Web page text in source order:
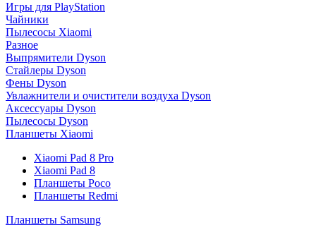
Игры для PlayStation
Чайники
Пылесосы Xiaomi
Разное
Выпрямители Dyson
Стайлеры Dyson
Фены Dyson
Увлажнители и очистители воздуха Dyson
Аксессуары Dyson
Пылесосы Dyson
Планшеты Xiaomi
Xiaomi Pad 8 Pro
Xiaomi Pad 8
Планшеты Poco
Планшеты Redmi
Планшеты Samsung